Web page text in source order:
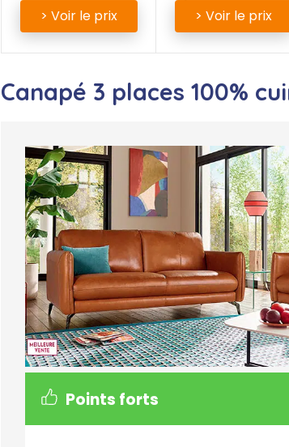
> Voir le prix > Voir le prix
Canapé 3 places 100%
Points forts